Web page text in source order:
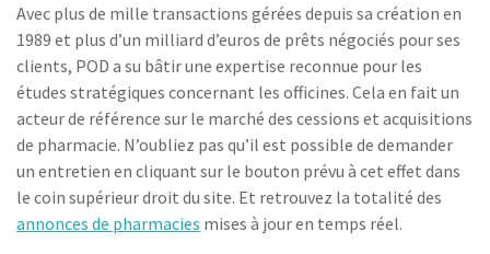
Avec plus de mille transactions gérées depuis sa création en
1989 et plus d’un milliard d’euros de prêts négociés pour ses
clients, POD a su bâtir une expertise reconnue pour les
études stratégiques concernant les officines. Cela en fait un
acteur de référence sur le marché des cessions et acquisitions
de pharmacie. N’oubliez pas qu’il est possible de demander
un entretien en cliquant sur le bouton prévu à cet effet dans
le coin supérieur droit du site. Et retrouvez la totalité des
annonces de pharmacies mises à jour en temps réel.